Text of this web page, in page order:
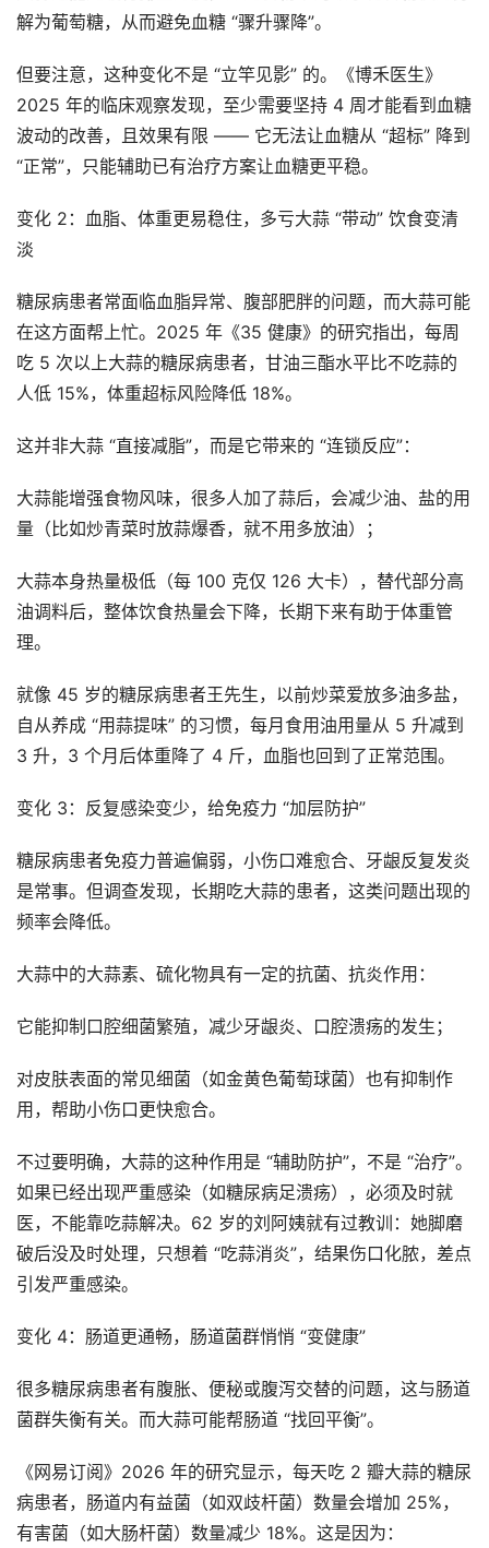
解为葡萄糖，从而避免血糖 “骤升骤降”。
但要注意，这种变化不是 “立竿见影” 的。《博禾医生》
2025 年的临床观察发现，至少需要坚持 4 周才能看到血糖
波动的改善，且效果有限 —— 它无法让血糖从 “超标” 降到
“正常”，只能辅助已有治疗方案让血糖更平稳。
变化 2：血脂、体重更易稳住，多亏大蒜 “带动” 饮食变清
淡
糖尿病患者常面临血脂异常、腹部肥胖的问题，而大蒜可能
在这方面帮上忙。2025 年《35 健康》的研究指出，每周
吃 5 次以上大蒜的糖尿病患者，甘油三酯水平比不吃蒜的
人低 15%，体重超标风险降低 18%。
这并非大蒜 “直接减脂”，而是它带来的 “连锁反应”：
大蒜能增强食物风味，很多人加了蒜后，会减少油、盐的用
量（比如炒青菜时放蒜爆香，就不用多放油）；
大蒜本身热量极低（每 100 克仅 126 大卡），替代部分高
油调料后，整体饮食热量会下降，长期下来有助于体重管
理。
就像 45 岁的糖尿病患者王先生，以前炒菜爱放多油多盐，
自从养成 “用蒜提味” 的习惯，每月食用油用量从 5 升减到
3 升，3 个月后体重降了 4 斤，血脂也回到了正常范围。
变化 3：反复感染变少，给免疫力 “加层防护”
糖尿病患者免疫力普遍偏弱，小伤口难愈合、牙龈反复发炎
是常事。但调查发现，长期吃大蒜的患者，这类问题出现的
频率会降低。
大蒜中的大蒜素、硫化物具有一定的抗菌、抗炎作用：
它能抑制口腔细菌繁殖，减少牙龈炎、口腔溃疡的发生；
对皮肤表面的常见细菌（如金黄色葡萄球菌）也有抑制作
用，帮助小伤口更快愈合。
不过要明确，大蒜的这种作用是 “辅助防护”，不是 “治疗”。
如果已经出现严重感染（如糖尿病足溃疡），必须及时就
医，不能靠吃蒜解决。62 岁的刘阿姨就有过教训：她脚磨
破后没及时处理，只想着 “吃蒜消炎”，结果伤口化脓，差点
引发严重感染。
变化 4：肠道更通畅，肠道菌群悄悄 “变健康”
很多糖尿病患者有腹胀、便秘或腹泻交替的问题，这与肠道
菌群失衡有关。而大蒜可能帮肠道 “找回平衡”。
《网易订阅》2026 年的研究显示，每天吃 2 瓣大蒜的糖尿
病患者，肠道内有益菌（如双歧杆菌）数量会增加 25%，
有害菌（如大肠杆菌）数量减少 18%。这是因为：